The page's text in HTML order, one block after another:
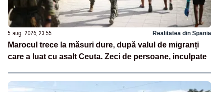
5 aug. 2026, 23:55 Realitatea din Spania
Marocul trece la măsuri dure, după valul de migranți
care a luat cu asalt Ceuta. Zeci de persoane, inculpate